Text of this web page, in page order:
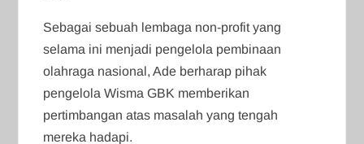
Sebagai sebuah lembaga non-profit yang
selama ini menjadi pengelola pembinaan
olahraga nasional, Ade berharap pihak
pengelola Wisma GBK memberikan
pertimbangan atas masalah yang tengah
mereka hadapi.